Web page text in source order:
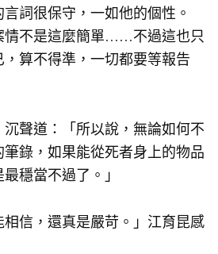
詞很保守，一如他的個性。
情不是這麼簡單……不過這也只
算不得準，一切都要等報告
聲道：「所以說，無論如何不
錄，如果能從死者身上的物品
穩當不過了。」
信，還真是嚴苛。」江育昆感